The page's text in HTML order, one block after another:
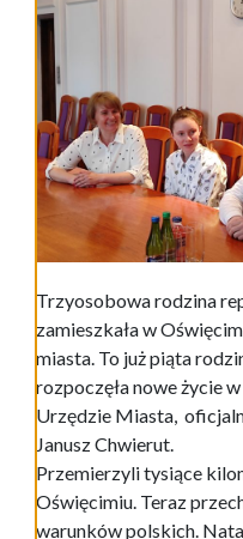
Trzyosobowa rodzina
zamieszkała w
miasta. To już piąta
rozpoczęła nowe życie
Urzędzie Miasta,
Janusz Chwierut.
Przemierzyli tysiące
Oświęcimiu. Teraz
warunków polskich.